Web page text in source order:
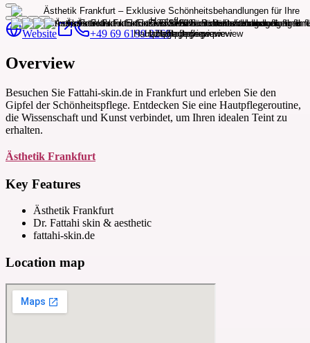
Website +49 69 6199 2269
Overview
Besuchen Sie Fattahi-skin.de in Frankfurt und erleben Sie den
Gipfel der Schönheitspflege. Entdecken Sie eine Hautpflegeroutine,
die Wissenschaft und Kunst verbindet, um Ihren idealen Teint zu
erhalten.
Ästhetik Frankfurt
Key Features
Ästhetik Frankfurt
Dr. Fattahi skin & aesthetic
fattahi-skin.de
Location map